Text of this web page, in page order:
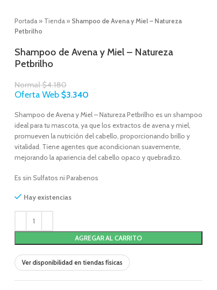
Portada » Tienda » Shampoo de Avena y Miel – Natureza
Petbrilho
Shampoo de Avena y Miel – Natureza
Petbrilho
Normal$4.180
Oferta Web $3.340
Shampoo de Avena y Miel – Natureza Petbrilho es un shampoo
ideal para tu mascota, ya que los extractos de avena y miel,
promueven la nutrición del cabello, proporcionando brillo y
vitalidad. Tiene agentes que acondicionan suavemente,
mejorando la apariencia del cabello opaco y quebradizo.
Es sin Sulfatos ni Parabenos
Hay existencias
AGREGAR AL CARRITO
Ver disponibilidad en tiendas físicas